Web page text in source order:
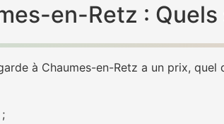
en-Retz :
à Chaumes-en-Retz a un prix,